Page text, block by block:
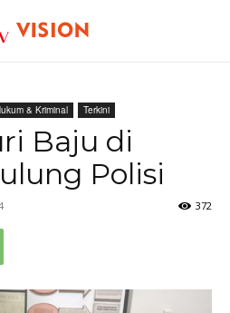
& Kriminal Terkini
Baju di
Polisi
372